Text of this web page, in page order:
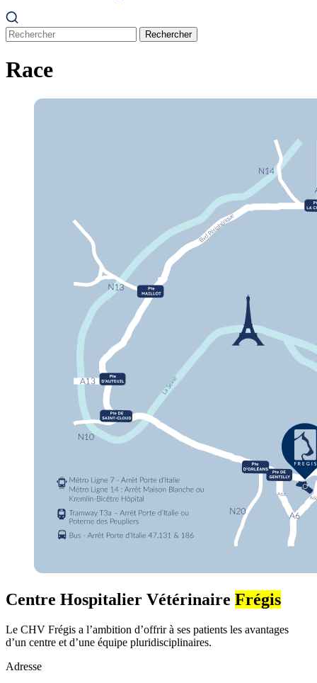
Rechercher
Race
Centre Hospitalier Vétérinaire Frégis
Le CHV Frégis a l’ambition d’offrir à ses patients les avantages
d’un centre et d’une équipe pluridisciplinaires.
Adresse